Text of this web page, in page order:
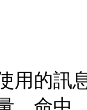
用的訊